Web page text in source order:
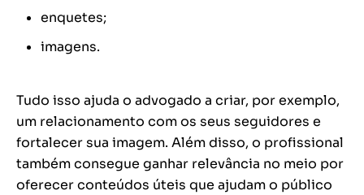
enquetes;
imagens.
Tudo isso ajuda o advogado a criar, por exemplo,
um relacionamento com os seus seguidores e
fortalecer sua imagem. Além disso, o profissional
também consegue ganhar relevância no meio por
oferecer conteúdos úteis que ajudam o público